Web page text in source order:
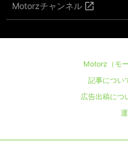
Motorzチャンネル
Motorz（モ
記事につい
広告出稿につ